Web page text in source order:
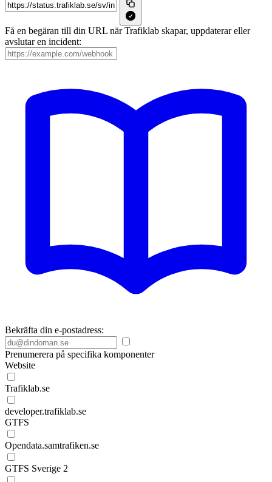
Få en begäran till din URL när Trafiklab skapar, uppdaterar eller
avslutar en incident:
Bekräfta din e-postadress:
Prenumerera på specifika komponenter
Website
Trafiklab.se
developer.trafiklab.se
GTFS
Opendata.samtrafiken.se
GTFS Sverige 2